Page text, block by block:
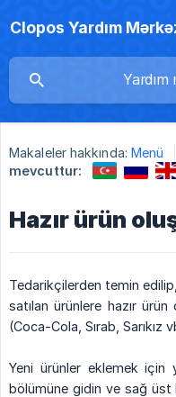
Clopos Yardım
Makaleler hakkında: Menü
mevcuttur:
Hazır ürün
Tedarikçilerden temin
satılan ürünlere hazır
(Coca-Cola, Sırab, Sarıkız
Yeni ürünler eklemek
bölümüne gidin ve sağ